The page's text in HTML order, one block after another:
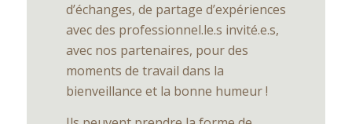
d’échanges, de partage d’expériences
avec des professionnel.le.s invité.e.s,
avec nos partenaires, pour des
moments de travail dans la
bienveillance et la bonne humeur !